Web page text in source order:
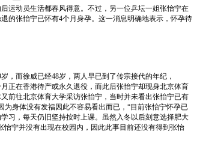
运动员生活都春风得意。不过，另一位乒坛一姐张怡宁在
的张怡宁已怀有4个月身孕。这一消息明确地表示，怀孕待
，而徐威已经48岁，两人早已到了传宗接代的年纪，
正在香港待产或永久退役，而此后张怡宁却现身北京体育
前往北京体育大学采访张怡宁，当时并未看出张怡宁已有
身体没有发福因此不容易看出而已，“目前张怡宁怀孕已
习，每天仍旧坚持按时上课。虽然入冬以后刻意选择肥大
宁并没有出现在校园内，因此此事目前还没有得到张怡